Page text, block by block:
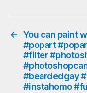
← You can paint
#popart
#filter
#beardedgay
#instahomo